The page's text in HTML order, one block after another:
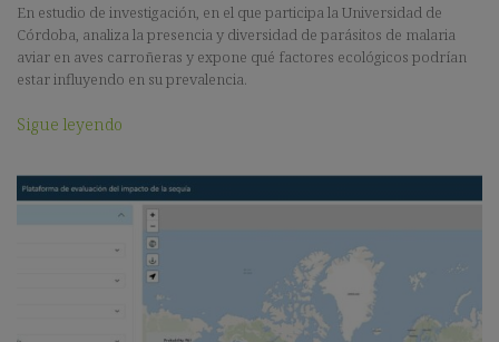
En estudio de investigación, en el que participa la Universidad de
Córdoba, analiza la presencia y diversidad de parásitos de malaria
aviar en aves carroñeras y expone qué factores ecológicos podrían
estar influyendo en su prevalencia.
Sigue leyendo